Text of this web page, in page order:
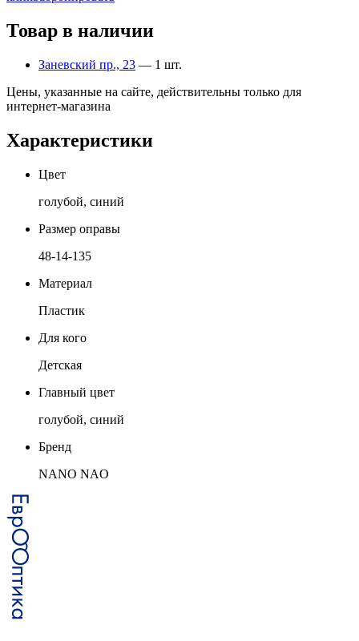
Товар в наличии
Заневский пр., 23 — 1 шт.
Цены, указанные на сайте, действительны только для
интернет-магазина
Характеристики
Цвет
голубой, синий
Размер оправы
48-14-135
Материал
Пластик
Для кого
Детская
Главный цвет
голубой, синий
Бренд
NANO NAO